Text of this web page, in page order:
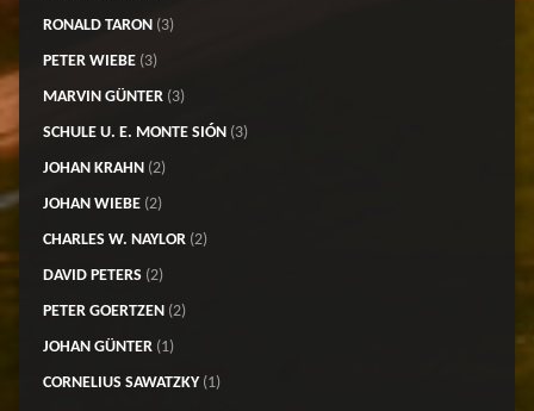
RONALD TARON (3)
PETER WIEBE(3)
MARVIN GÜNTER(3)
SCHULE U. E. MONTE SIÓN (3)
JOHAN KRAHN (2)
JOHAN WIEBE(2)
CHARLES W. NAYLOR(2)
DAVID PETERS(2)
PETER GOERTZEN (2)
JOHAN GÜNTER(1)
CORNELIUS SAWATZKY(1)